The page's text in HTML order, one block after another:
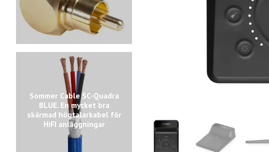
Sommer Cable SC-Quadra
BLUE. En mycket bra
skärmad högtalarkabel för
HiFI anläggningar